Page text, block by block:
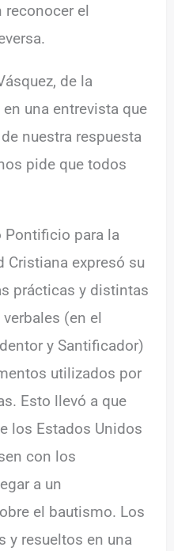
reconocer el
de la
una entrevista que
nuestra respuesta
pide que todos
Pontificio para la
Cristiana expresó su
prácticas y distintas
(en el
y Santificador)
utilizados por
Esto llevó a que
los Estados Unidos
con los
a un
el bautismo. Los
y resueltos en una